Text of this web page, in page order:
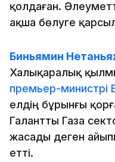
қолдаған.
ақша бөлуге
Биньямин
Халықаралық
премьер-министрі
елдің бұрынғы
Галантты Газа
жасады деген
етті.